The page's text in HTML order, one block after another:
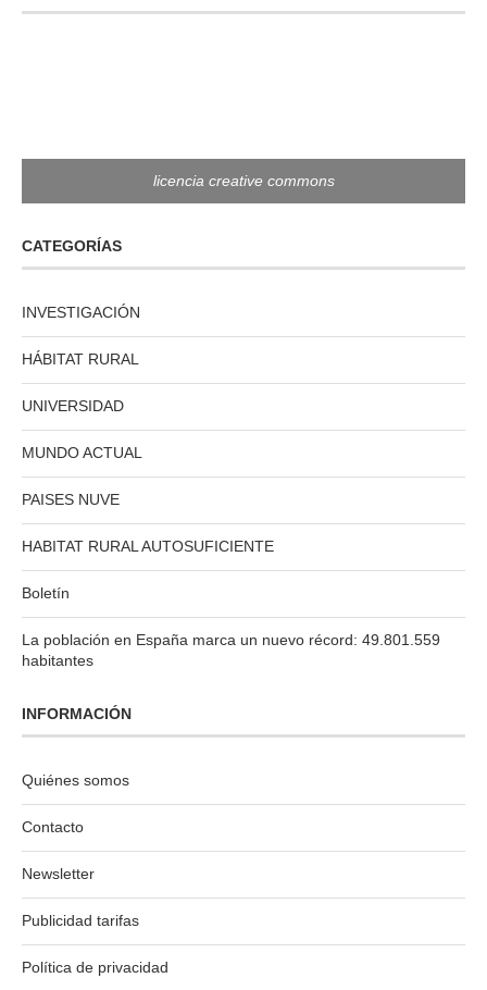
licencia creative commons
CATEGORÍAS
INVESTIGACIÓN
HÁBITAT RURAL
UNIVERSIDAD
MUNDO ACTUAL
PAISES NUVE
HABITAT RURAL AUTOSUFICIENTE
Boletín
La población en España marca un nuevo récord: 49.801.559
habitantes
INFORMACIÓN
Quiénes somos
Contacto
Newsletter
Publicidad tarifas
Política de privacidad